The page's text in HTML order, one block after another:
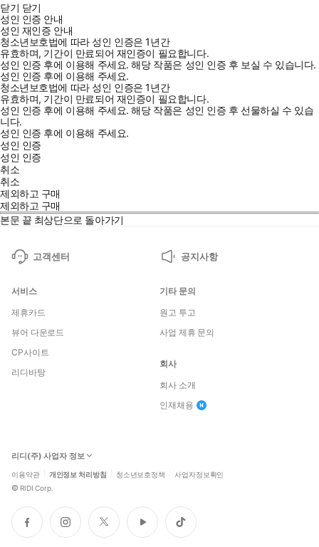
닫기 닫기
성인 인증 안내
성인 재인증 안내
청소년보호법에 따라 성인 인증은 1년간
유효하며, 기간이 만료되어 재인증이 필요합니다.
성인 인증 후에 이용해 주세요.해당 작품은 성인 인증 후 보실 수 있습니다.
성인 인증 후에 이용해 주세요.
청소년보호법에 따라 성인 인증은 1년간
유효하며, 기간이 만료되어 재인증이 필요합니다.
성인 인증 후에 이용해 주세요.해당 작품은 성인 인증 후 선물하실 수 있습
니다.
성인 인증 후에 이용해 주세요.
성인 인증
성인 인증
취소
취소
제외하고 구매
제외하고 구매
본문 끝 최상단으로 돌아가기
고객센터 공지사항
서비스
제휴카드
뷰어 다운로드
CP사이트
리디바탕
기타 문의
원고 투고
사업 제휴 문의
회사
회사 소개
인재채용
리디(주) 사업자 정보
이용약관 개인정보 처리방침 청소년보호정책 사업자정보확인
© RIDI Corp.
페
이
인
스
트
위
유
튜
틱
톡